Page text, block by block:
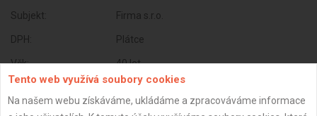
Subjekt: Firma s.r.o.
DPH: Plátce
Věk: 40 let
Datum registrace: 14.9.2024
Dostupnost:
Tento web využívá soubory cookies
Na našem webu získáváme, ukládáme a zpracováváme informace